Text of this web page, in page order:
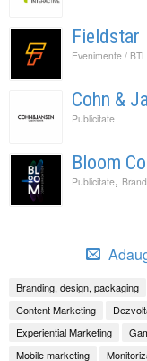
Fieldstar
Evenimente / BTL
Cohn &
Publicitate
Bloom
Publicitate,
Branding, design, packaging
Content Marketing
Experiential Marketing
Mobile marketing